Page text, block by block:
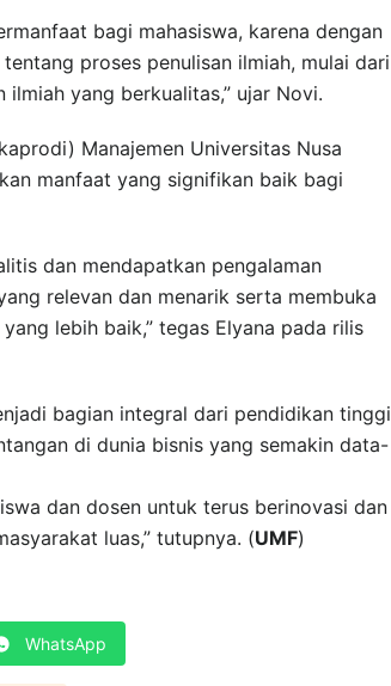
bagi mahasiswa, karena dengan
proses penulisan ilmiah, mulai dari
yang berkualitas,” ujar Novi.
Manajemen Universitas Nusa
manfaat yang signifikan baik bagi
dan mendapatkan pengalaman
relevan dan menarik serta membuka
lebih baik,” tegas Elyana pada rilis
bagian integral dari pendidikan tinggi
di dunia bisnis yang semakin data-
dan dosen untuk terus berinovasi dan
luas,” tutupnya. (UMF)
WhatsApp